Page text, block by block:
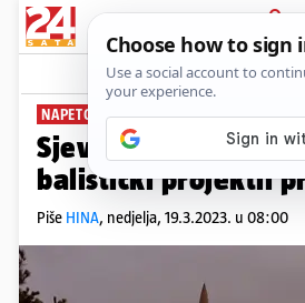
PRIJAVA
News
NAPETO ZBOG VOJNIH VJEŽBI
Sjeverna Koreja
balistički projektil
Piše HINA, nedjelja, 19.3.2023. u 08:00